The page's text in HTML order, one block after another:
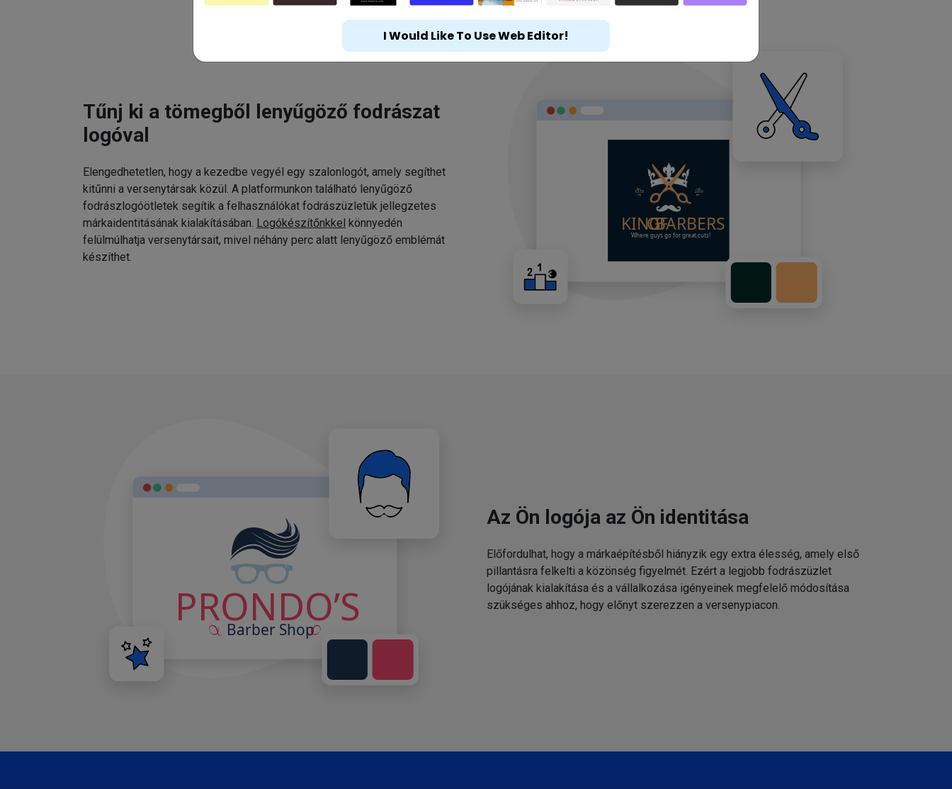
Tűnj ki a tömegből lenyűgöző fodrászat
logóval
Elengedhetetlen, hogy a kezedbe vegyél egy szalonlogót, amely segíthet
kitűnni a versenytársak közül. A platformunkon található lenyűgöző
fodrászlogóötletek segítik a felhasználókat fodrászüzletük jellegzetes
márkaidentitásának kialakításában. Logókészítőnkkel könnyedén
felülmúlhatja versenytársait, mivel néhány perc alatt lenyűgöző emblémát
készíthet.
Az Ön logója az Ön identitása
Előfordulhat, hogy a márkaépítésből hiányzik egy extra élesség, amely első
pillantásra felkelti a közönség figyelmét. Ezért a legjobb fodrászüzlet
logójának kialakítása és a vállalkozása igényeinek megfelelő módosítása
szükséges ahhoz, hogy előnyt szerezzen a versenypiacon.
I Would Like To Use Web Editor!